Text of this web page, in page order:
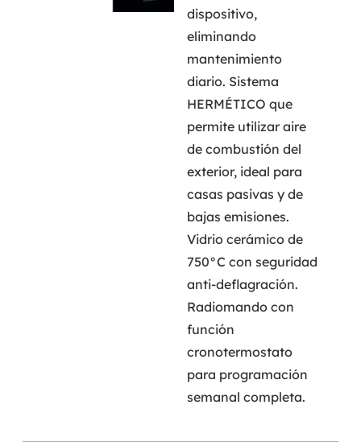
dispositivo,
eliminando
mantenimiento
diario. Sistema
HERMÉTICO que
permite utilizar aire
de combustión del
exterior, ideal para
casas pasivas y de
bajas emisiones.
Vidrio cerámico de
750°C con seguridad
anti-deflagración.
Radiomando con
función
cronotermostato
para programación
semanal completa.